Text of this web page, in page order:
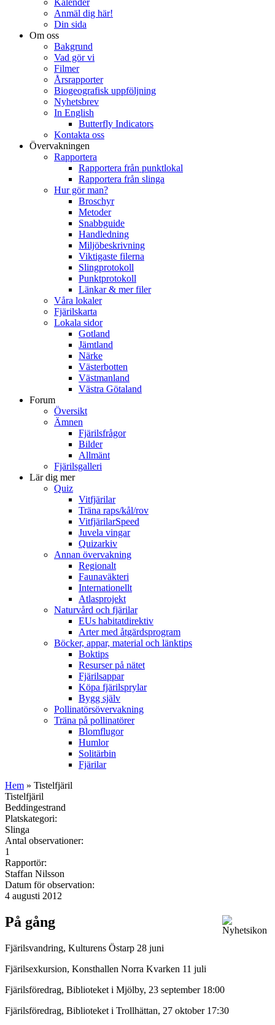
Anmäl dig här!
Din sida
Om oss
Bakgrund
Vad gör vi
Filmer
Årsrapporter
Biogeografisk uppföljning
Nyhetsbrev
In English
Butterfly Indicators
Kontakta oss
Övervakningen
Rapportera
Rapportera från punktlokal
Rapportera från slinga
Hur gör man?
Broschyr
Metoder
Snabbguide
Handledning
Miljöbeskrivning
Viktigaste filerna
Slingprotokoll
Punktprotokoll
Länkar & mer filer
Våra lokaler
Fjärilskarta
Lokala sidor
Gotland
Jämtland
Närke
Västerbotten
Västmanland
Västra Götaland
Forum
Översikt
Ämnen
Fjärilsfrågor
Bilder
Allmänt
Fjärilsgalleri
Lär dig mer
Quiz
Vitfjärilar
Träna raps/kål/rov
VitfjärilarSpeed
Juvela vingar
Quizarkiv
Annan övervakning
Regionalt
Faunaväkteri
Internationellt
Atlasprojekt
Naturvård och fjärilar
EUs habitatdirektiv
Arter med åtgärdsprogram
Böcker, appar, material och länktips
Boktips
Resurser på nätet
Fjärilsappar
Köpa fjärilsprylar
Bygg själv
Pollinatörsövervakning
Träna på pollinatörer
Blomflugor
Humlor
Solitärbin
Fjärilar
Hem » Tistelfjäril
Tistelfjäril
Beddingestrand
Platskategori:
Slinga
Antal observationer:
1
Rapportör:
Staffan Nilsson
Datum för observation:
4 augusti 2012
På gång
Fjärilsvandring, Kulturens Östarp 28 juni
Fjärilsexkursion, Konsthallen Norra Kvarken 11 juli
Fjärilsföredrag, Biblioteket i Mjölby, 23 september 18:00
Fjärilsföredrag, Biblioteket i Trollhättan, 27 oktober 17:30